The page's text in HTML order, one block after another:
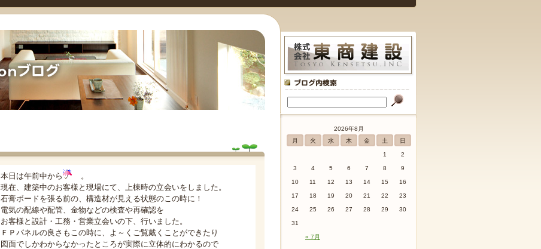
本日は午前中から
。
現在、建築中のお客様と現場にて、上棟時の立会いをしました。
石膏ボードを張る前の、構造材が見える状態のこの時に！
電気の配線や配管、金物などの検査や再確認を
お客様と設計・工務・営業立会いの下、行いました。
ＦＰパネルの良さもこの時に、よ～くご覧戴くことができたり
図面でしかわからなかったところが実際に立体的にわかるので
2026年8月
月
火 水 木 金 土 日
« 7月
1 2
3 4 5 6 7 8 9
10 11 12 13 14 15 16
17 18 19 20 21 22 23
24 25 26 27 28 29 30
31